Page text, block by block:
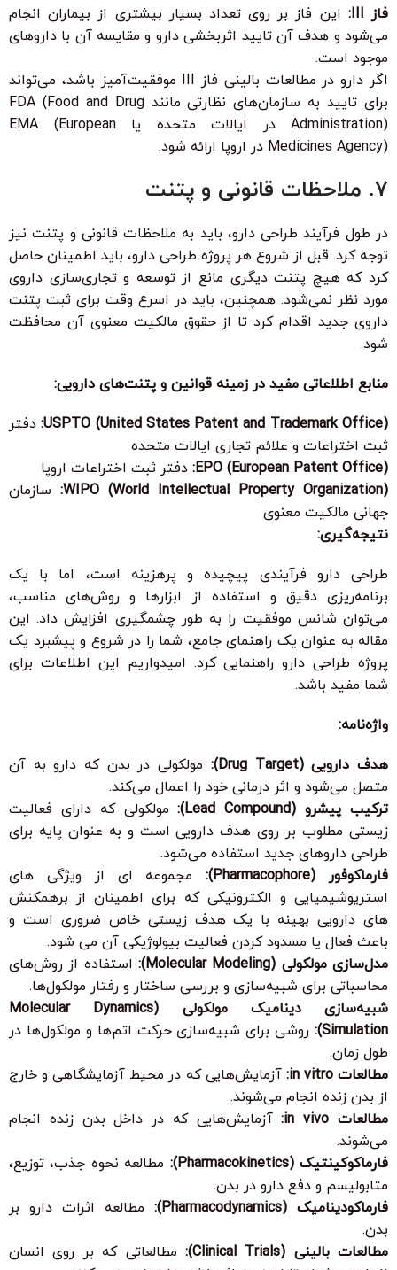
فاز III:
این فاز بر روی تعداد بسیار بیشتری از بیماران انجام
می‌شود و هدف آن تایید اثربخشی دارو و مقایسه آن با داروهای
موجود است.
اگر دارو در مطالعات بالینی فاز III موفقیت‌آمیز باشد، می‌تواند
برای تایید به سازمان‌های نظارتی مانند FDA (Food and Drug
Administration) در ایالات متحده یا EMA (European
Medicines Agency) در اروپا ارائه شود.
7. ملاحظات قانونی و پتنت
در طول فرآیند طراحی دارو، باید به ملاحظات قانونی و پتنت نیز
توجه کرد. قبل از شروع هر پروژه طراحی دارو، باید اطمینان حاصل
کرد که هیچ پتنت دیگری مانع از توسعه و تجاری‌سازی داروی
مورد نظر نمی‌شود. همچنین، باید در اسرع وقت برای ثبت پتنت
داروی جدید اقدام کرد تا از حقوق مالکیت معنوی آن محافظت
شود.
منابع اطلاعاتی مفید در زمینه قوانین و پتنت‌های دارویی:
USPTO (United States Patent and Trademark Office):دفتر
ثبت اختراعات و علائم تجاری ایالات متحده
EPO (European Patent Office): دفتر ثبت اختراعات اروپا
WIPO (World Intellectual Property Organization):
سازمان
جهانی مالکیت معنوی
نتیجه‌گیری:
طراحی دارو فرآیندی پیچیده و پرهزینه است، اما با یک
برنامه‌ریزی دقیق و استفاده از ابزارها و روش‌های مناسب،
می‌توان شانس موفقیت را به طور چشمگیری افزایش داد. این
مقاله به عنوان یک راهنمای جامع، شما را در شروع و پیشبرد یک
پروژه طراحی دارو راهنمایی کرد. امیدواریم این اطلاعات برای
شما مفید باشد.
واژه‌نامه:
هدف دارویی (Drug Target):
مولکولی در بدن که دارو به آن
متصل می‌شود و اثر درمانی خود را اعمال می‌کند.
ترکیب پیشرو (Lead Compound):
مولکولی که دارای فعالیت
زیستی مطلوب بر روی هدف دارویی است و به عنوان پایه برای
طراحی داروهای جدید استفاده می‌شود.
فارماکوفور (Pharmacophore):
مجموعه ای از ویژگی های
استریوشیمیایی و الکترونیکی که برای اطمینان از برهمکنش
های دارویی بهینه با یک هدف زیستی خاص ضروری است و
باعث فعال یا مسدود کردن فعالیت بیولوژیکی آن می شود.
مدل‌سازی مولکولی (Molecular Modeling):
استفاده از روش‌های
محاسباتی برای شبیه‌سازی و بررسی ساختار و رفتار مولکول‌ها.
شبیه‌سازی دینامیک مولکولی (Molecular Dynamics
Simulation):
روشی برای شبیه‌سازی حرکت اتم‌ها و مولکول‌ها در
طول زمان.
مطالعات in vitro:
آزمایش‌هایی که در محیط آزمایشگاهی و خارج
از بدن زنده انجام می‌شوند.
مطالعات in vivo:
آزمایش‌هایی که در داخل بدن زنده انجام
می‌شوند.
فارماکوکینتیک (Pharmacokinetics):
مطالعه نحوه جذب، توزیع،
متابولیسم و دفع دارو در بدن.
فارماکودینامیک (Pharmacodynamics):
مطالعه اثرات دارو بر
بدن.
مطالعات بالینی (Clinical Trials):
مطالعاتی که بر روی انسان